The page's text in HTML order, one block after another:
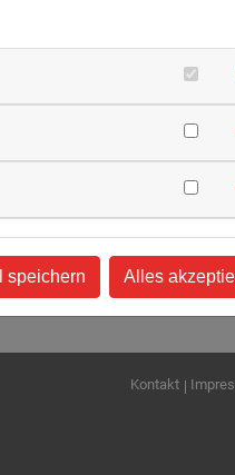
Kontakt
speichern Alles